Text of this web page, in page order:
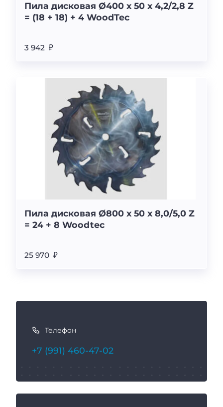
Пила дисковая Ø400 х 50 х 4,2/2,8 Z
= (18 + 18) + 4 WoodTec
3 942 ₽
Пила дисковая Ø800 x 50 x 8,0/5,0 Z
= 24 + 8 Woodtec
25 970 ₽
з
а
Телефон
+7 (991) 460-47-02